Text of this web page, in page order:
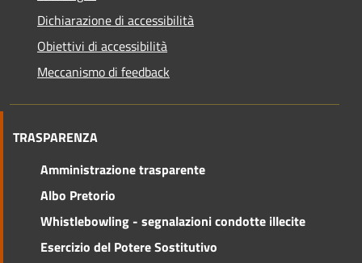
Dichiarazione di accessibilità
Obiettivi di accessibilità
Meccanismo di feedback
TRASPARENZA
Amministrazione trasparente
Albo Pretorio
Whistlebowling - segnalazioni condotte illecite
Esercizio del Potere Sostitutivo